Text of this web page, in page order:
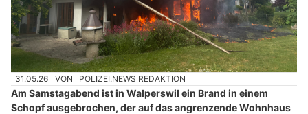
31.05.26 VON POLIZEI.NEWS REDAKTION
Am Samstagabend ist in Walperswil ein Brand in einem
Schopf ausgebrochen, der auf das angrenzende Wohnhaus